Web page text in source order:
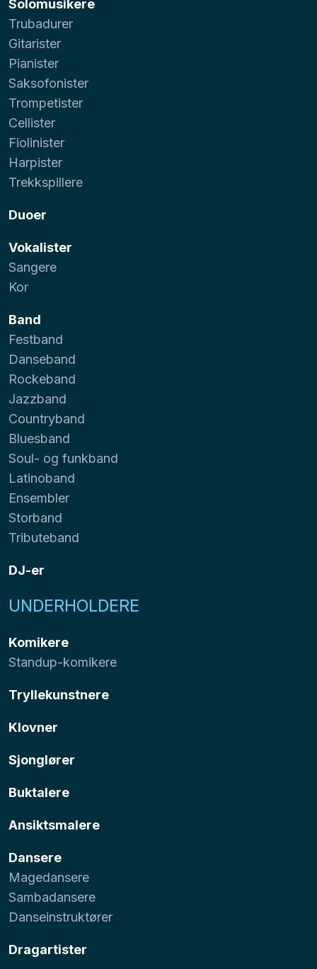
Solomusikere
Trubadurer
Gitarister
Pianister
Saksofonister
Trompetister
Cellister
Fiolinister
Harpister
Trekkspillere
Duoer
Vokalister
Sangere
Kor
Band
Festband
Danseband
Rockeband
Jazzband
Countryband
Bluesband
Soul- og funkband
Latinoband
Ensembler
Storband
Tributeband
DJ-er
UNDERHOLDERE
Komikere
Standup-komikere
Tryllekunstnere
Klovner
Sjonglører
Buktalere
Ansiktsmalere
Dansere
Magedansere
Sambadansere
Danseinstruktører
Dragartister